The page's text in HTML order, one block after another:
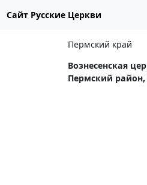
Сайт Русские Церкви
Пермский край
Вознесенская
Пермский